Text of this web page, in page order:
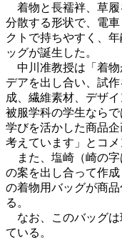
着物と長襦袢、草履
分散する形状で、電
クトで持ちやすく、
ッグが誕生した。
中川准教授は「着物
デアを出し合い、試
成、繊維素材、デザ
被服学科の学生なら
学びを活かした商品
考えています」とコメ
また、塩崎（崎の字
の案を出し合って作
の着物用バッグが商
る。
なお、このバッグは
ている。